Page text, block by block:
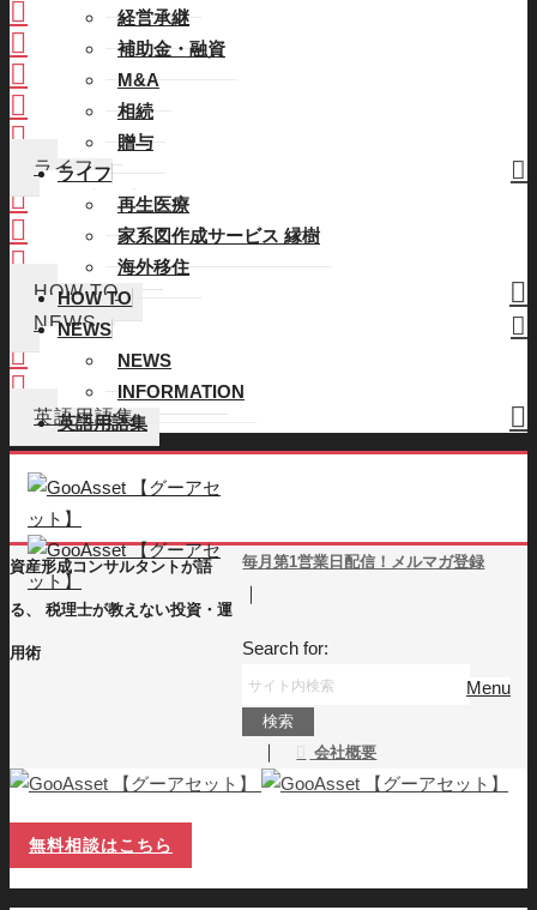
経営承継
補助金・融資
M&A
相続
贈与
ライフ
再生医療
家系図作成サービス 縁樹
海外移住
HOW TO
NEWS
NEWS
INFORMATION
英語用語集
Menu
資産形成コンサルタントが語
る、 税理士が教えない投資・運
用術
毎月第1営業日配信！メルマガ登録
｜
Search for:
｜ 会社概要
経営承継
補助金・融資
M&A
相続
贈与
ライフ
再生医療
家系図作成サービス 縁樹
海外移住
HOW TO
NEWS
NEWS
INFORMATION
英語用語集
無料相談はこちら